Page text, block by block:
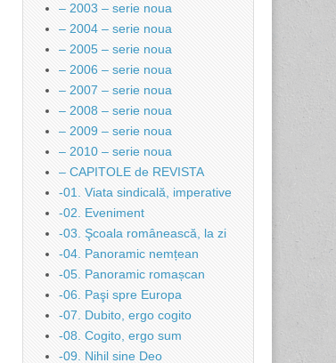
– 2003 – serie noua
– 2004 – serie noua
– 2005 – serie noua
– 2006 – serie noua
– 2007 – serie noua
– 2008 – serie noua
– 2009 – serie noua
– 2010 – serie noua
– CAPITOLE de REVISTA
-01. Viata sindicală, imperative
-02. Eveniment
-03. Şcoala românească, la zi
-04. Panoramic nemțean
-05. Panoramic romașcan
-06. Paşi spre Europa
-07. Dubito, ergo cogito
-08. Cogito, ergo sum
-09. Nihil sine Deo